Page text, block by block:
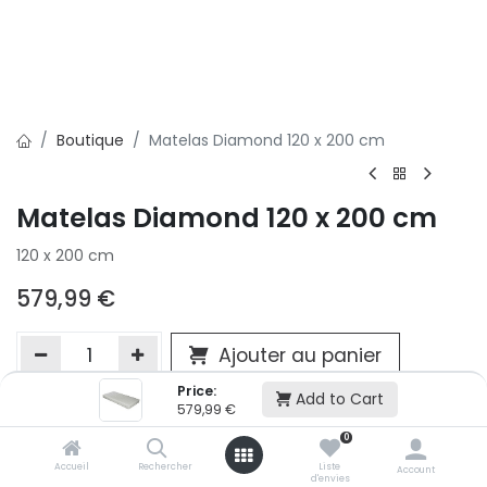
Price:
579,99 € Add to Cart
Accueil Rechercher
0
Liste
d'envies
Account
Boutique Matelas Diamond 120 x 200 cm
Matelas Diamond 120 x 200 cm
120 x 200 cm
579,99 €
Ajouter au panier
Ajouter à la liste d'envie
Si vous ne pouvez pas ajouter cet article dans votre panier
victime de son succès et momentanément indisponible.